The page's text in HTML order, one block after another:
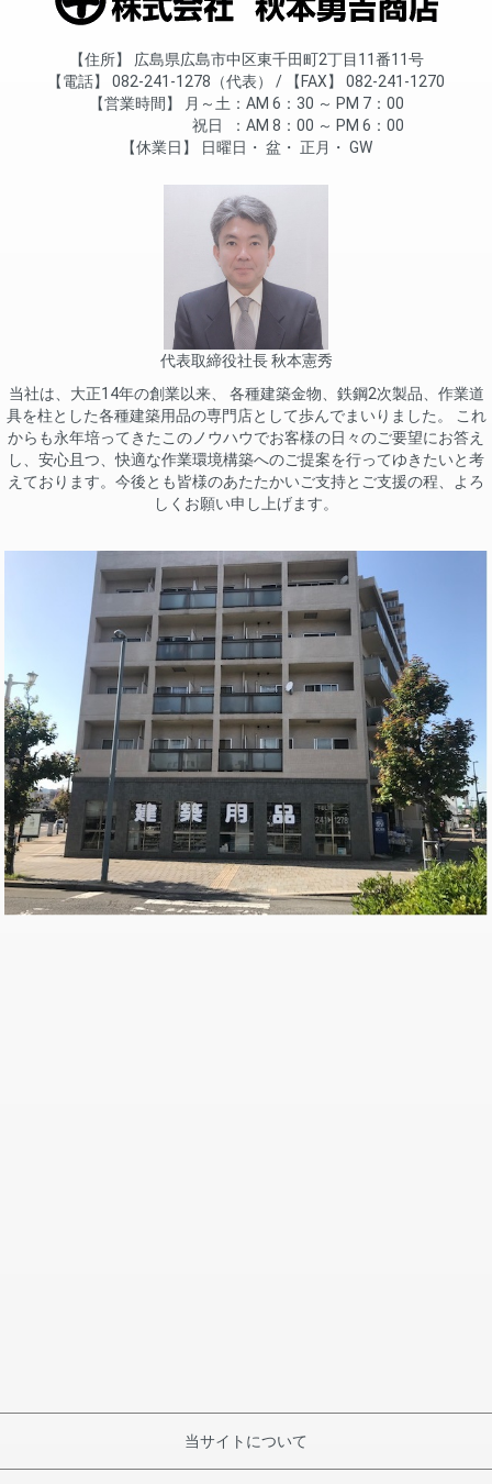
住所
広島県広島市中区東千田町2丁目11番11号
電話
082-241-1278（代表） FAX
082-241-1270
営業時間
月～土
AM 6：30 ～ PM 7：00
祝日
AM 8：00 ～ PM 6：00
休業日
日曜日 盆 正月 GW
代表取締役社長 秋本憲秀
当社は、大正14年の創業以来、 各種建築金物、鉄鋼2次製品、作業道
具を柱とした各種建築用品の専門店として歩んでまいりました。 これ
からも永年培ってきたこのノウハウでお客様の日々のご要望にお答え
し、安心且つ、快適な作業環境構築へのご提案を行ってゆきたいと考
えております。今後とも皆様のあたたかいご支持とご支援の程、よろ
しくお願い申し上げます。
当サイトについて